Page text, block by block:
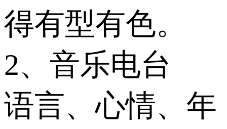
得有型有色。
2、音乐电台
语言、心情、年